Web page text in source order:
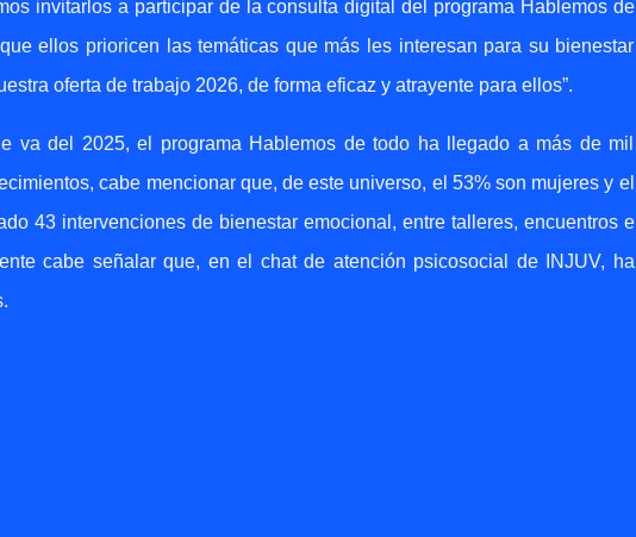
invitarlos a participar de la consulta digital del programa Hablemos de
ellos prioricen las temáticas que más les interesan para su bienestar
oferta de trabajo 2026, de forma eficaz y atrayente para ellos”.
va del 2025, el programa Hablemos de todo ha llegado a más de mil
cabe mencionar que, de este universo, el 53% son mujeres y el
43 intervenciones de bienestar emocional, entre talleres, encuentros e
cabe señalar que, en el chat de atención psicosocial de INJUV, ha